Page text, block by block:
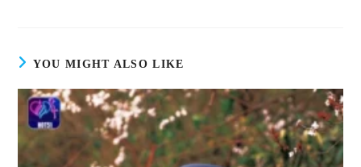
YOU MIGHT ALSO LIKE